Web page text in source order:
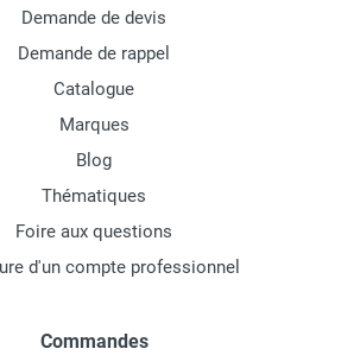
Demande de devis
Demande de rappel
Catalogue
Marques
Blog
Thématiques
Foire aux questions
d'un compte professionnel
Commandes